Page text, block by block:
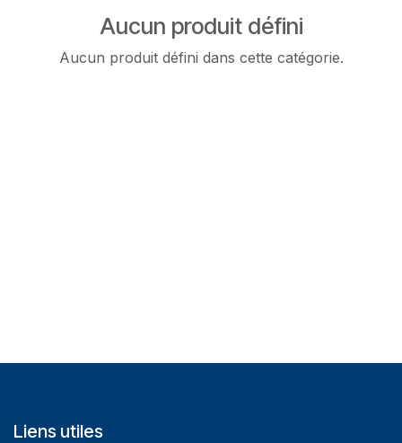
Aucun produit défini
Aucun produit défini dans cette catégorie.
Liens utiles